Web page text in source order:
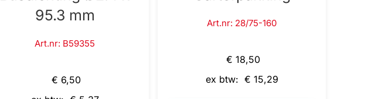
95.3 mm
Art.nr: B59355
€ 6,50
Art.nr: 28/75-160
€ 18,50
ex btw: € 15,29